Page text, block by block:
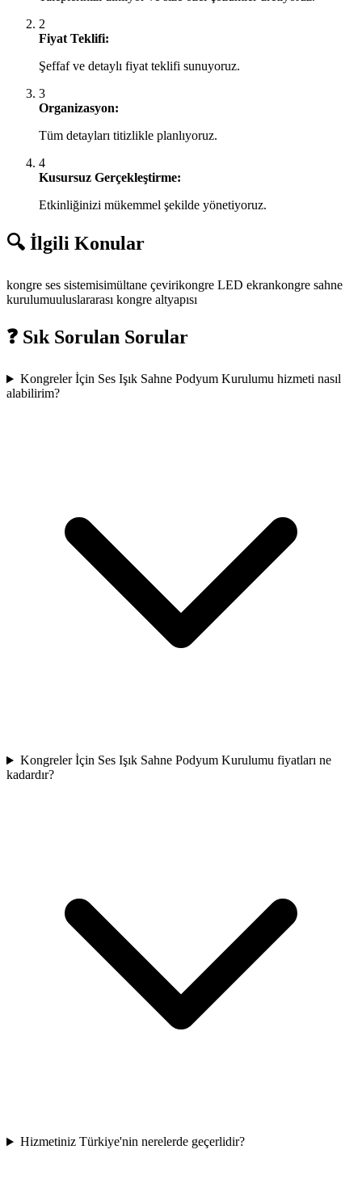
2
Fiyat Teklifi:
Şeffaf ve detaylı fiyat teklifi sunuyoruz.
3
Organizasyon:
Tüm detayları titizlikle planlıyoruz.
4
Kusursuz Gerçekleştirme:
Etkinliğinizi mükemmel şekilde yönetiyoruz.
🔍 İlgili Konular
kongre ses sistemisimültane çevirikongre LED ekrankongre sahne
kurulumuuluslararası kongre altyapısı
❓ Sık Sorulan Sorular
Kongreler İçin Ses Işık Sahne Podyum Kurulumu hizmeti nasıl
alabilirim?
Kongreler İçin Ses Işık Sahne Podyum Kurulumu fiyatları ne
kadardır?
Hizmetiniz Türkiye'nin nerelerde geçerlidir?